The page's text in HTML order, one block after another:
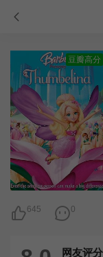
豆瓣高分
645 0
网友评分